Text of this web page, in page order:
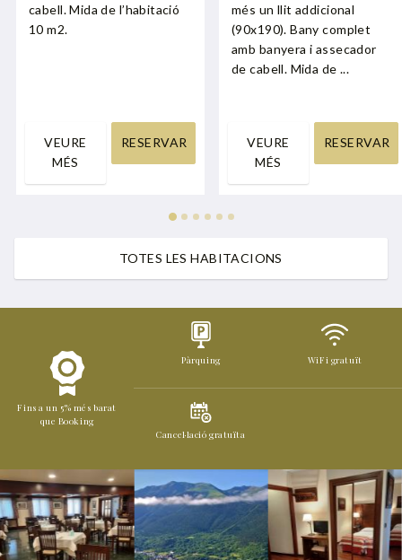
cabell. Mida de l’habitació
10 m2.
VEURE
MÉS
RESERVAR
més un llit addicional
(90x190). Bany complet
amb banyera i assecador
de cabell. Mida de ...
VEURE
MÉS
RESERVAR
TOTES LES HABITACIONS
Fins a un 5% més barat
que Booking
Pàrquing WiFi gratuït
Cancel·lació gratuïta